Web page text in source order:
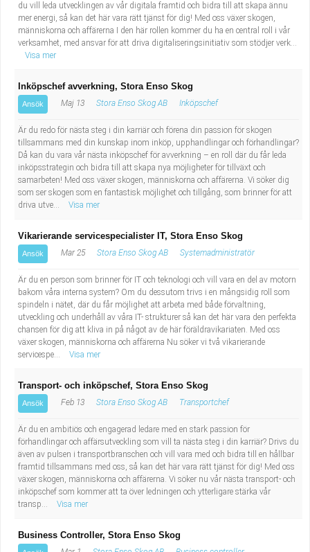
du vill leda utvecklingen av vår digitala framtid och bidra till att skapa ännu
mer energi, så kan det här vara rätt tjänst för dig! Med oss växer skogen,
människorna och affärerna I den här rollen kommer du ha en central roll i vår
verksamhet, med ansvar för att driva digitaliseringsinitiativ som stödjer verk...
Visa mer
Inköpschef avverkning, Stora Enso Skog
Ansök Maj 13 Stora Enso Skog AB Inköpschef
Är du redo för nästa steg i din karriär och förena din passion för skogen
tillsammans med din kunskap inom inköp, upphandlingar och förhandlingar?
Då kan du vara vår nästa inköpschef för avverkning – en roll där du får leda
inköpsstrategin och bidra till att skapa nya möjligheter för tillväxt och
samarbeten! Med oss växer skogen, människorna och affärerna. Vi söker dig
som ser skogen som en fantastisk möjlighet och tillgång, som brinner för att
driva utve...
Visa mer
Vikarierande servicespecialister IT, Stora Enso Skog
Ansök Mar 25 Stora Enso Skog AB Systemadministratör
Är du en person som brinner för IT och teknologi och vill vara en del av motorn
bakom våra interna system? Om du dessutom trivs i en mångsidig roll som
spindeln i nätet, där du får möjlighet att arbeta med både förvaltning,
utveckling och underhåll av våra IT- strukturer så kan det här vara den perfekta
chansen för dig att kliva in på något av de här föräldravikariaten. Med oss
växer skogen, människorna och affärerna Nu söker vi två vikarierande
servicespe...
Visa mer
Transport- och inköpschef, Stora Enso Skog
Ansök Feb 13 Stora Enso Skog AB Transportchef
Är du en ambitiös och engagerad ledare med en stark passion för
förhandlingar och affärsutveckling som vill ta nästa steg i din karriär? Drivs du
även av pulsen i transportbranschen och vill vara med och bidra till en hållbar
framtid tillsammans med oss, så kan det här vara rätt tjänst för dig! Med oss
växer skogen, människorna och affärerna. Vi söker nu vår nästa transport- och
inköpschef som kommer att ta över ledningen och ytterligare stärka vår
transp...
Visa mer
Business Controller, Stora Enso Skog